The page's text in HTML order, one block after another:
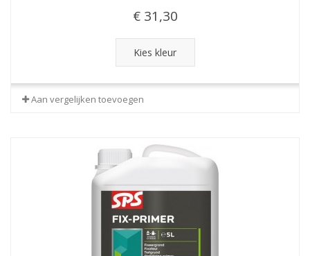
€ 31,30
Kies kleur
Aan vergelijken toevoegen